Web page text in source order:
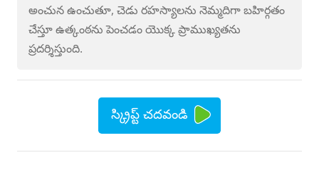
అంచున ఉంచుతూ, చెడు రహస్యాలను నెమ్మదిగా బహిర్గతం
చేస్తూ ఉత్కంఠను పెంచడం యొక్క ప్రాముఖ్యతను
ప్రదర్శిస్తుంది.
స్క్రిప్ట్ చదవండి